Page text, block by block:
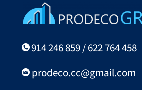
914 246 859 / 622 764 458
prodeco.cc@gmail.com